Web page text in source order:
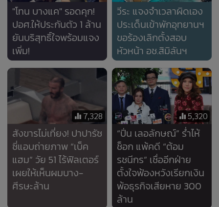
"โทน บางแค" รอดคุก!
ปอศ.ให้ประกันตัว 1 ล้าน
ยันบริสุทธิ์ใจพร้อมแจง
เพิ่ม!
วีระ แจงจำเวลาผิดเอง
ประเด็นเข้าพักอุทยานฯ
ขอร้องเลิกตั้งสอบ
หัวหน้า อช.สิมิลันฯ
7,328
สังขารไม่เที่ยง! ปาปารัซ
ซี่แอบถ่ายภาพ “เบ็ค
แฮม” วัย 51 ไร้ฟิลเตอร์
เผยให้เห็นผมบาง-
ศีรษะล้าน
5,320
“ปิ่น เลอลักษณ์” ร่ำไห้
ช็อก แพ้คดี “ต้อม
รชนีกร” เชื่ออีกฝ่าย
ตั้งใจฟ้องหวังเรียกเงิน
พ้อธุรกิจเสียหาย 300
ล้าน